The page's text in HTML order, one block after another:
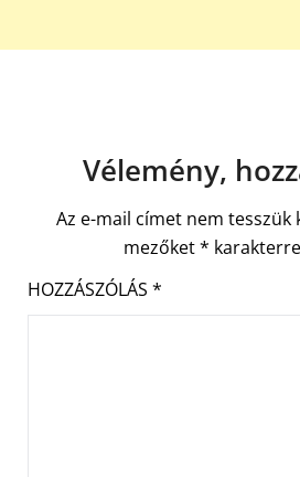
Vélemény,
Az e-mail címet nem tesszük
mezőket*
HOZZÁSZÓLÁS *